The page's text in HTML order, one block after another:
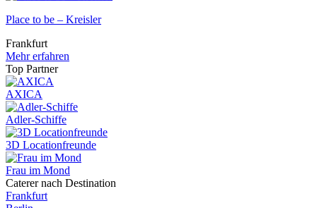
Place to be – Kreisler
Frankfurt
Mehr erfahren
Top Partner
AXICA
Adler-Schiffe
3D Locationfreunde
Frau im Mond
Caterer nach Destination
Frankfurt